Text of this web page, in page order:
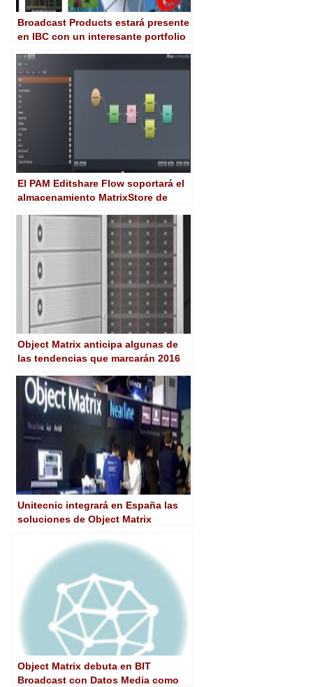
Broadcast Products estará presente
en IBC con un interesante portfolio
El PAM Editshare Flow soportará el
almacenamiento MatrixStore de
Object Matrix anticipa algunas de
las tendencias que marcarán 2016
Unitecnic integrará en España las
soluciones de Object Matrix
Object Matrix debuta en BIT
Broadcast con Datos Media como